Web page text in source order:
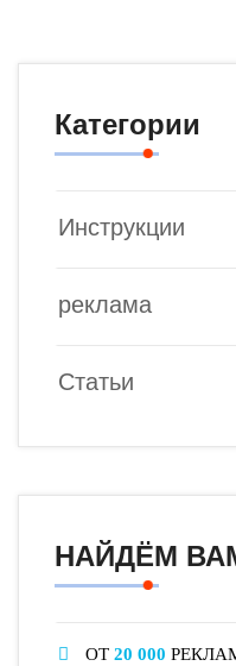
Категории
Инструкции
реклама
Статьи
НАЙДЁМ
ОТ 20 000